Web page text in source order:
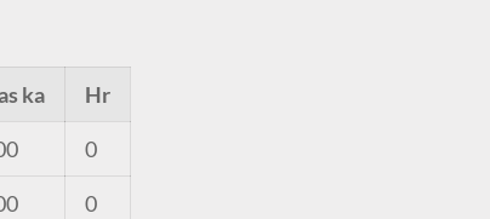
ka Hr
0
0